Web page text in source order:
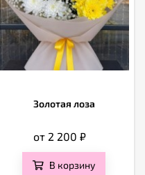
Золотая лоза
от 2 200₽
В корзину